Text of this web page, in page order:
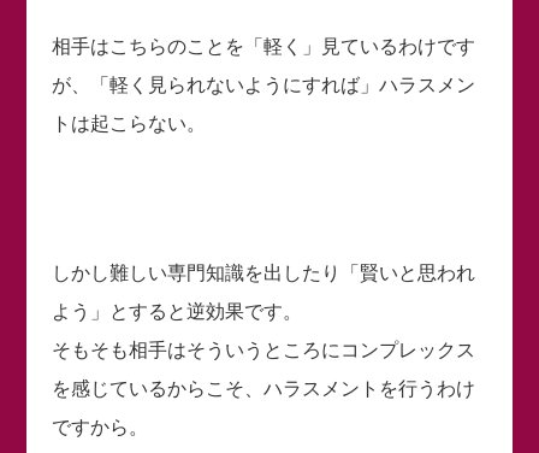
相手はこちらのことを「軽く」見ているわけです
が、「軽く見られないようにすれば」ハラスメン
トは起こらない。
しかし難しい専門知識を出したり「賢いと思われ
よう」とすると逆効果です。
そもそも相手はそういうところにコンプレックス
を感じているからこそ、ハラスメントを行うわけ
ですから。